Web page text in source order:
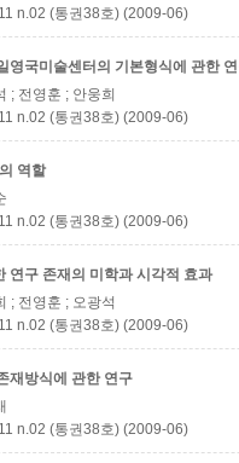
n.02 (통권38호) (2009-06)
영국미술센터의 기본형식에 관한
; 전영훈 ; 안웅희
n.02 (통권38호) (2009-06)
역할
n.02 (통권38호) (2009-06)
연구 존재의 미학과 시각적 효과
; 전영훈 ; 오광석
n.02 (통권38호) (2009-06)
재방식에 관한 연구
n.02 (통권38호) (2009-06)